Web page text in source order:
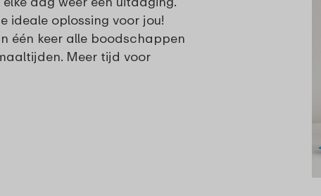
ideale oplossing voor jou!
één keer alle boodschappen
Meer tijd voor